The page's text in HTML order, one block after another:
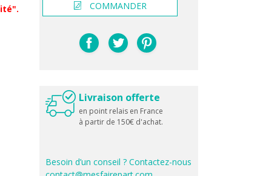
COMMANDER
Livraison offerte
en point relais en France
à partir de 150€ d'achat.
Besoin d’un conseil ? Contactez-nous